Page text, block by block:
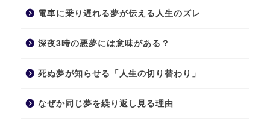
電車に乗り遅れる夢が伝える人生のズレ
深夜3時の悪夢には意味がある？
死ぬ夢が知らせる「人生の切り替わり」
なぜか同じ夢を繰り返し見る理由